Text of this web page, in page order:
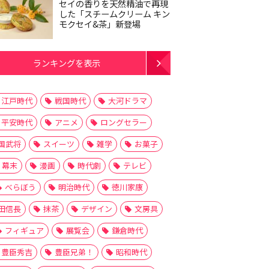
セイの香りを天然精油で再現
した「スチームクリーム キン
モクセイ&茶」新登場
ランキングを表示
江戸時代 戦国時代
大河ドラマ
平安時代
アニメ
ロングセラー
武将
スイーツ 雑学
お菓子
幕末
漫画 時代劇
テレビ
べらぼう
明治時代
徳川家康
信長
抹茶 デザイン
文房具
フィギュア
展覧会
鎌倉時代
豊臣秀吉
豊臣兄弟！
昭和時代